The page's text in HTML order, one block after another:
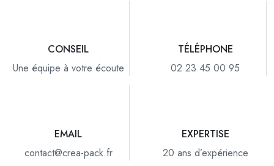
CONSEIL
Une équipe à votre écoute
TÉLÉPHONE
02 23 45 00 95
EMAIL
contact@crea-pack.fr
EXPERTISE
20 ans d’expérience